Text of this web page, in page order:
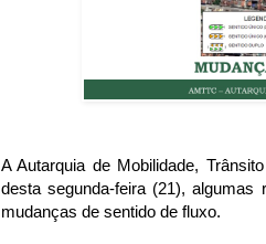
A Autarquia de Mobilidade,
desta segunda-feira (21),
mudanças de sentido de fluxo.